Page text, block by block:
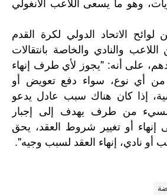
المادة 14 من لوائح الاتحاد الدولي لكرة القدم
اللاعب والنادي والخاصة بانتقالات
على أنه: "يجوز لأي طرف إنهاء
أي نوع، سواء دفع تعويض أو
إذا كان هناك سبب عادل يدعو
من طرف يهدف إلى إجبار
إنهاء أو تغيير شروط العقد، يحق
أو نادي، إنهاء العقد لسبب وجيه".